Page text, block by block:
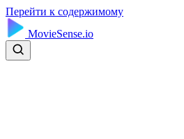
Перейти к содержимому
MovieSense.io